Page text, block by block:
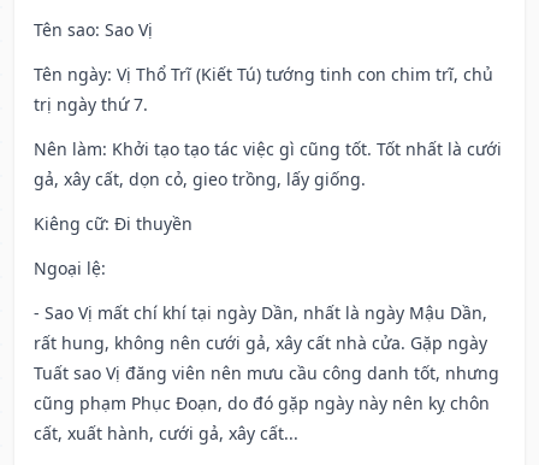
Tên sao: Sao Vị
Tên ngày: Vị Thổ Trĩ (Kiết Tú) tướng tinh con chim trĩ, chủ
trị ngày thứ 7.
Nên làm: Khởi tạo tạo tác việc gì cũng tốt. Tốt nhất là cưới
gả, xây cất, dọn cỏ, gieo trồng, lấy giống.
Kiêng cữ: Đi thuyền
Ngoại lệ:
- Sao Vị mất chí khí tại ngày Dần, nhất là ngày Mậu Dần,
rất hung, không nên cưới gả, xây cất nhà cửa. Gặp ngày
Tuất sao Vị đăng viên nên mưu cầu công danh tốt, nhưng
cũng phạm Phục Đoạn, do đó gặp ngày này nên kỵ chôn
cất, xuất hành, cưới gả, xây cất...